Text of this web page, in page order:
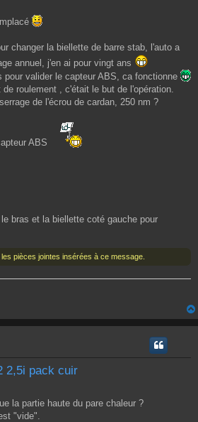
changer la biellette de barre stab, l'auto a
annuel, j'en ai pour vingt ans
pour valider le capteur ABS, ca fonctionne
de roulement , c'était le but de l'opération.
de l'écrou de cardan, 250 nm ?
ABS
bras et la biellette coté gauche pour
pièces jointes insérées à ce message.
2,5i pack cuir
la partie haute du pare chaleur ?
"vide".